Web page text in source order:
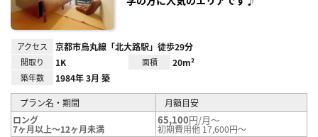
アクセス 京都市烏丸線「北大路駅」徒歩29分
間取り 1K 面積 20m²
築年数 1984年 3月 築
プラン名・期間
月額目安
ロング
7ヶ月以上～12ヶ月未満
65,100円/月～
初期費用他 17,600円～